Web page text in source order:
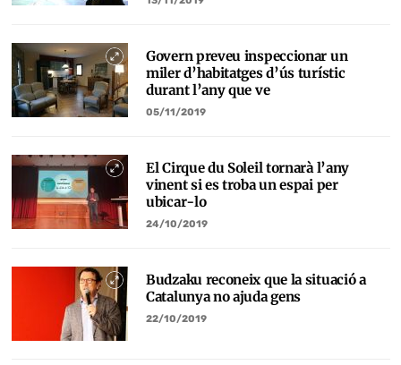
Govern preveu inspeccionar un
miler d’habitatges d’ús turístic
durant l’any que ve
05/11/2019
El Cirque du Soleil tornarà l’any
vinent si es troba un espai per
ubicar-lo
24/10/2019
Budzaku reconeix que la situació a
Catalunya no ajuda gens
22/10/2019